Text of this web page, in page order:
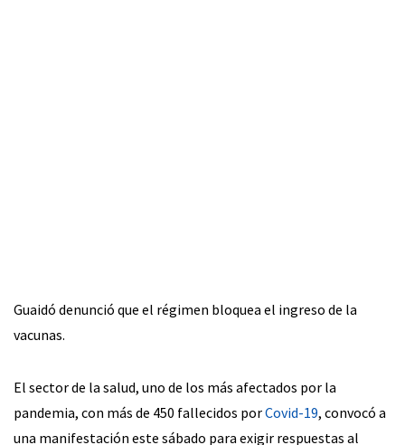
Guaidó denunció que el régimen bloquea el ingreso de la
vacunas.
El sector de la salud, uno de los más afectados por la
pandemia, con más de 450 fallecidos porCovid-19, convocó a
una manifestación este sábado para exigir respuestas al